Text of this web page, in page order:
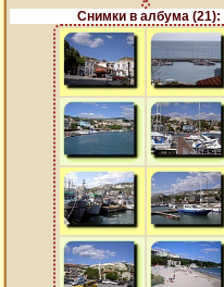
Снимки в албума (21):